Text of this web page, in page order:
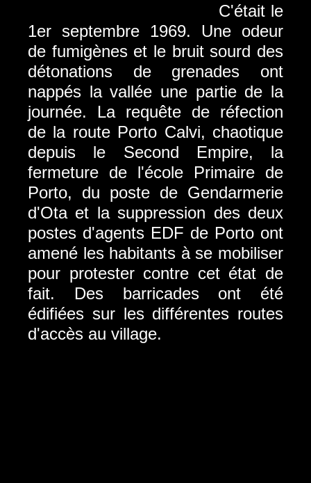
C'était le
1er septembre 1969. Une odeur
de fumigènes et le bruit sourd des
détonations de grenades ont
nappés la vallée une partie de la
journée. La requête de réfection
de la route Porto Calvi, chaotique
depuis le Second Empire, la
fermeture de l'école Primaire de
Porto, du poste de Gendarmerie
d'Ota et la suppression des deux
postes d'agents EDF de Porto ont
amené les habitants à se mobiliser
pour protester contre cet état de
fait. Des barricades ont été
édifiées sur les différentes routes
d'accès au village.